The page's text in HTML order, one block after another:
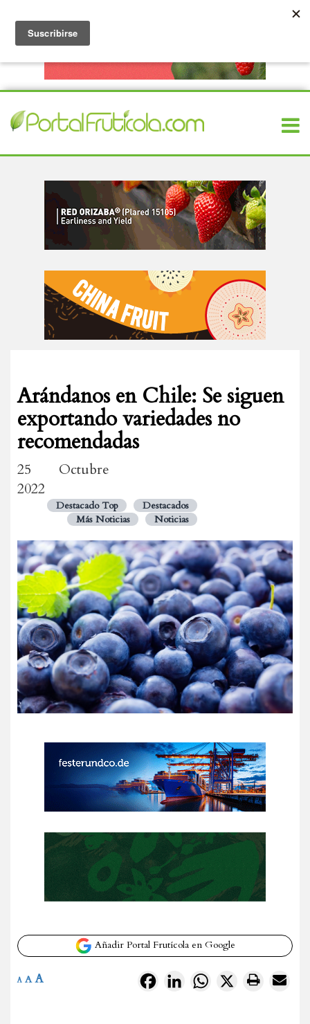
Arándanos en Chile: Se siguen
exportando variedades no
recomendadas
25 Octubre
2022
Destacado Top
Destacados
Más Noticias
Noticias
Añadir Portal Frutícola en Google
FacebookLinkedInWhatsApp
X
A A A